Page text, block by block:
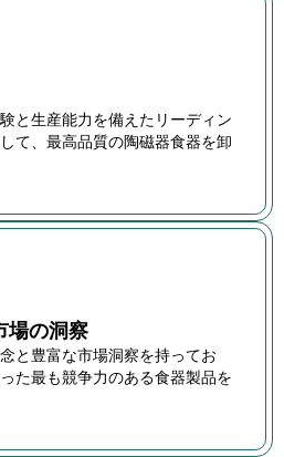
と生産能力を備えたリーディン
て、最高品質の陶磁器食器を卸
場の洞察
と豊富な市場洞察を持ってお
た最も競争力のある食器製品を